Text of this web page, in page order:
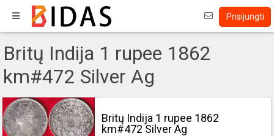
Prisijungti
Britų Indija 1 rupee 1862
km#472 Silver Ag
Britų Indija 1 rupee 1862
km#472 Silver Ag